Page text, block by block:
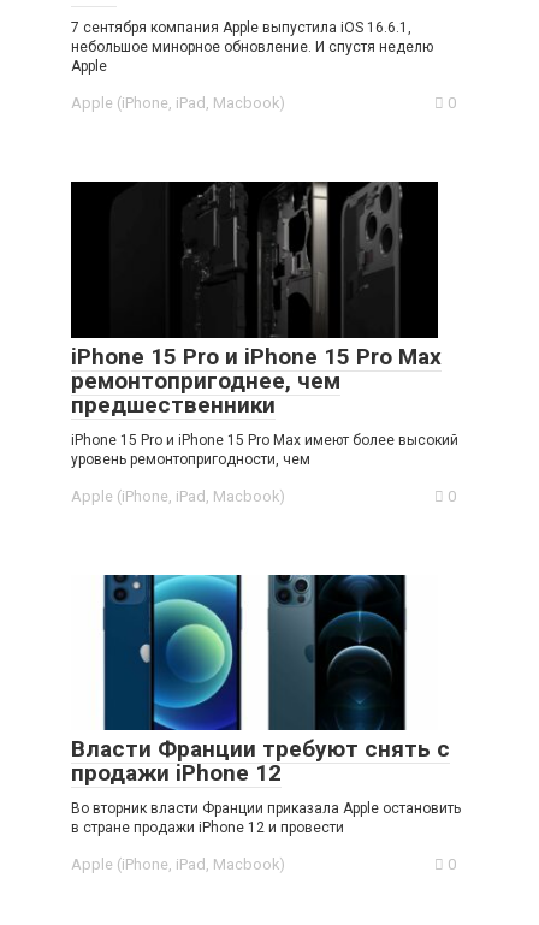
7 сентября компания Apple выпустила iOS 16.6.1,
небольшое минорное обновление. И спустя неделю
Apple
Apple (iPhone, iPad, Macbook) 0
iPhone 15 Pro и iPhone 15 Pro Max
ремонтопригоднее, чем
предшественники
iPhone 15 Pro и iPhone 15 Pro Max имеют более высокий
уровень ремонтопригодности, чем
Apple (iPhone, iPad, Macbook) 0
Власти Франции требуют снять с
продажи iPhone 12
Во вторник власти Франции приказала Apple остановить
в стране продажи iPhone 12 и провести
Apple (iPhone, iPad, Macbook) 0